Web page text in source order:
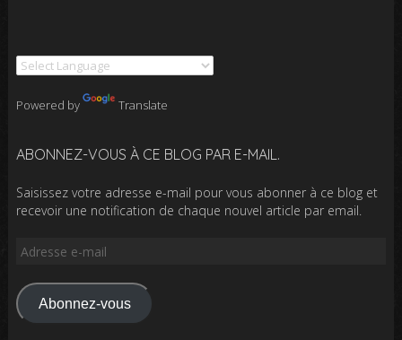
Powered by Translate
ABONNEZ-VOUS À CE BLOG PAR E-MAIL.
Saisissez votre adresse e-mail pour vous abonner à ce blog et
recevoir une notification de chaque nouvel article par email.
Adresse
mail
Abonnez-vous